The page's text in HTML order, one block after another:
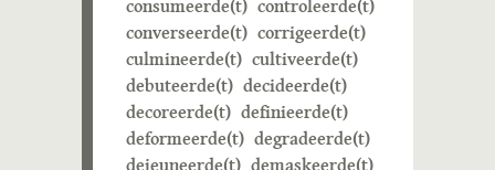
consumeerde(t) controleerde(t)
converseerde(t) corrigeerde(t)
culmineerde(t) cultiveerde(t)
debuteerde(t) decideerde(t)
decoreerde(t) definieerde(t)
deformeerde(t) degradeerde(t)